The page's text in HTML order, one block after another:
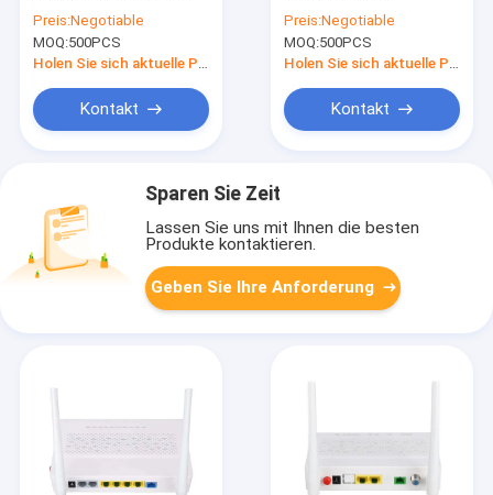
Modem Netz-der
Einheits-ONU
kompatibel mit Olt
Preis:Negotiable
MOQ:500PCS
Holen Sie sich aktuelle Preis
Kontakt
Router-1GE1FE FTTH
ONU Wifi
Preis:Negotiable
MOQ:500PCS
Holen Sie sich aktuelle Preis
Kontakt
Sparen Sie Zeit
Lassen Sie uns mit Ihnen die besten
Produkte kontaktieren.
Geben Sie Ihre Anforderung